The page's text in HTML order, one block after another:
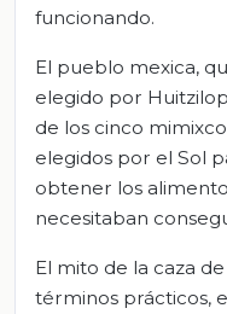
funcionando.
El pueblo mexica,
elegido por
de los cinco
elegidos por el Sol
obtener los
necesitaban
El mito de la caza
términos prácticos,